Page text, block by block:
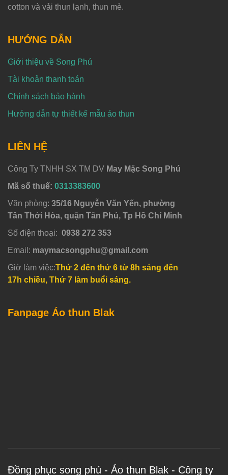
cotton và vải thun lạnh, thun mè.
HƯỚNG DẪN
Giới thiệu về Song Phú
Tài khoản thanh toán
Chính sách bảo hành
Hướng dẫn tự thiết kế mẫu áo thun
LIÊN HỆ
Công Ty TNHH SX TM DV May Mặc Song Phú
Mã số thuế: 0313383600
Văn phòng: 35/16 Nguyễn Văn Yến, phường
Tân Thới Hòa, quận Tân Phú, Tp Hồ Chí Minh
Số điện thoại: 0938 272 353
Email: maymacsongphu@gmail.com
Giờ làm việc:Thứ 2 đến thứ 6 từ 8h sáng đến
17h chiều, Thứ 7 làm buổi sáng.
Fanpage Áo thun Blak
Đồng phục song phú - Áo thun Blak - Công ty